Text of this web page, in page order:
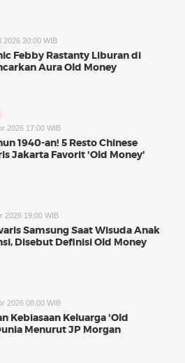
2026 20:00 WIB
Febby Rastanty Liburan di
Aura Old Money
2026 17:00 WIB
1940-an! 5 Resto Chinese
Jakarta Favorit 'Old Money'
2026 19:00 WIB
Samsung Saat Wisuda Anak
Disebut Definisi Old Money
2026 08:00 WIB
Kebiasaan Keluarga 'Old
Menurut JP Morgan